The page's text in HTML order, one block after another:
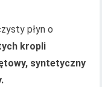
płyn o
kropli
syntetyczny